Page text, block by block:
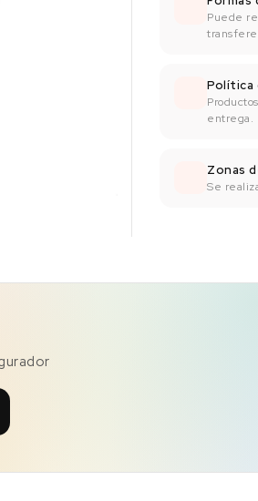
Puede
Política
entrega.
Zonas
Se